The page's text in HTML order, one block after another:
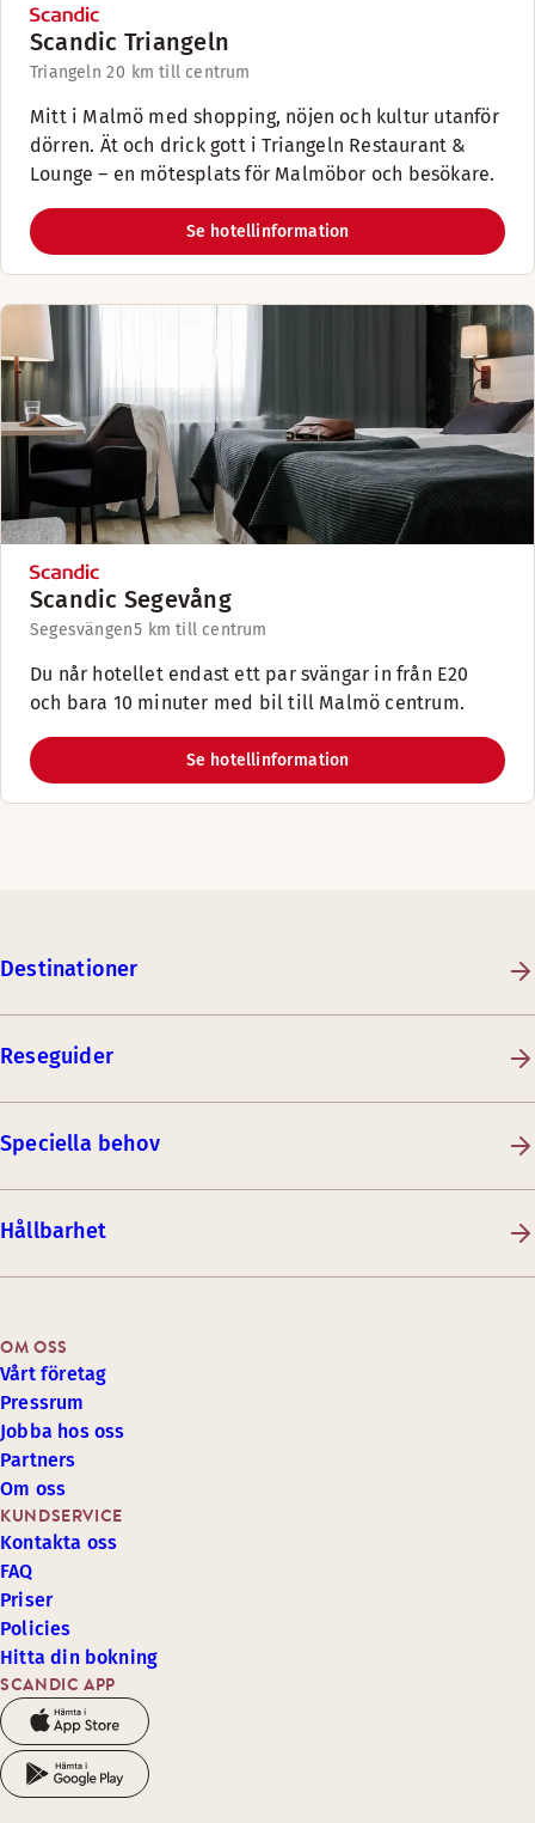
Scandic Triangeln
Triangeln 20 km till centrum
Mitt i Malmö med shopping, nöjen och kultur utanför
dörren. Ät och drick gott i Triangeln Restaurant &
Lounge – en mötesplats för Malmöbor och besökare.
Se hotellinformation
Scandic Segevång
Segesvängen5 km till centrum
Du når hotellet endast ett par svängar in från E20
och bara 10 minuter med bil till Malmö centrum.
Se hotellinformation
Destinationer
Reseguider
Speciella behov
Hållbarhet
SCANDIC APP
KUNDSERVICE
Kontakta oss
FAQ
Priser
Policies
Hitta din bokning
OM OSS
Vårt företag
Pressrum
Jobba hos oss
Partners
Om oss